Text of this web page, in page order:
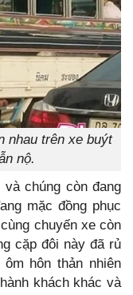
nhau trên xe buýt
nộ.
chúng còn đang
mặc đồng phục
chuyến xe còn
cặp đôi này đã rủ
hôn thản nhiên
khách khác và